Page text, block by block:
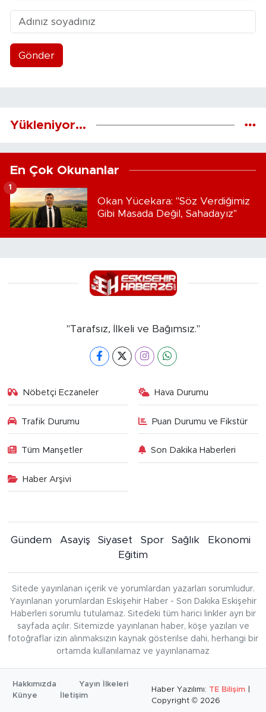
Gönder
Yükleniyor...
En Çok Okunanlar
Okan Yücekara: "Söz Verdiğimiz
Gibi Masada Değil, Sahadayız"
1
"Tarafsız, İlkeli ve Bağımsız."
Nöbetçi Eczaneler Hava Durumu
Trafik Durumu Puan Durumu ve Fikstür
Tüm Manşetler Son Dakika Haberleri
Haber Arşivi
Gündem Asayiş Siyaset Spor Sağlık
Ekonomi
Eğitim
Sitede yayınlanan içerik ve yorumlardan yazarları sorumludur.
Yayınlanan yorumlardan Eskişehir Haber - Son Dakika Eskişehir
Haberleri sorumlu tutulamaz. Sitedeki tüm harici linkler ayrı bir
sayfada açılır. Sitemizde yayınlanan haber, köşe yazıları ve
fotoğraflar izin alınmaksızın kaynak gösterilse dahi, herhangi bir
ortamda kullanılamaz ve yayınlanamaz
Hakkımızda
Yayın İlkeleri
Künye
İletişim
Haber Yazılımı: TE Bilişim
Copyright © 2026